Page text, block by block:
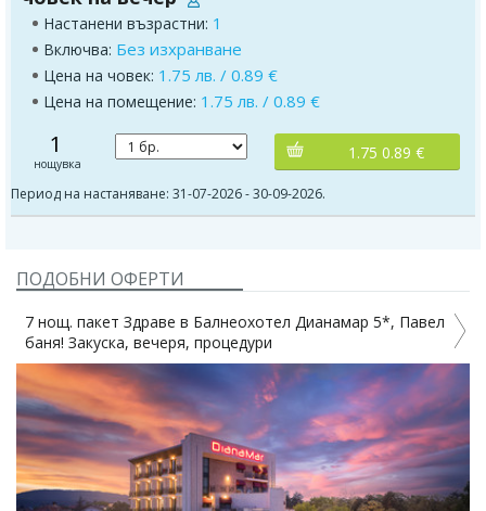
Настанени възрастни: 1
Включва: Без изхранване
Цена на човек: 1.75 лв. / 0.89 €
Цена на помещение: 1.75 лв. / 0.89 €
1
нощувка
1.75 0.89 €
Период на настаняване: 31-07-2026 - 30-09-2026.
ПОДОБНИ ОФЕРТИ
7 нощ. пакет Здраве в Балнеохотел Дианамар 5*, Павел
баня! Закуска, вечеря, процедури